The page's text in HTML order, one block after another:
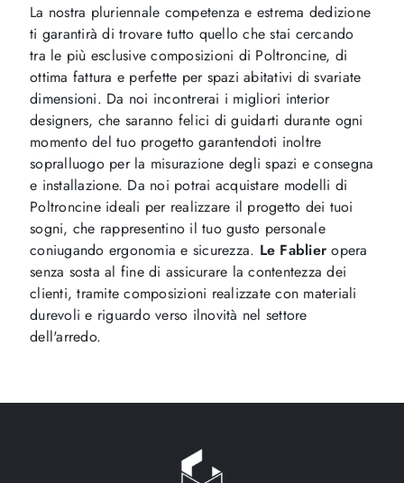
La nostra pluriennale competenza e estrema dedizione
ti garantirà di trovare tutto quello che stai cercando
tra le più esclusive composizioni di Poltroncine, di
ottima fattura e perfette per spazi abitativi di svariate
dimensioni. Da noi incontrerai i migliori interior
designers, che saranno felici di guidarti durante ogni
momento del tuo progetto garantendoti inoltre
sopralluogo per la misurazione degli spazi e consegna
e installazione. Da noi potrai acquistare modelli di
Poltroncine ideali per realizzare il progetto dei tuoi
sogni, che rappresentino il tuo gusto personale
coniugando ergonomia e sicurezza. Le Fablier opera
senza sosta al fine di assicurare la contentezza dei
clienti, tramite composizioni realizzate con materiali
durevoli e riguardo verso ilnovità nel settore
dell'arredo.